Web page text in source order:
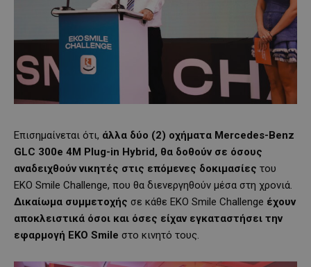
Επισημαίνεται ότι, άλλα δύο (2) οχήματα Mercedes-Benz
GLC 300e 4M Plug-in Hybrid, θα δοθούν σε όσους
αναδειχθούν νικητές στις επόμενες δοκιμασίες του
EKO Smile Challenge, που θα διενεργηθούν μέσα στη χρονιά.
Δικαίωμα συμμετοχής σε κάθε EKO Smile Challenge έχουν
αποκλειστικά όσοι και όσες είχαν εγκαταστήσει την
εφαρμογή ΕΚΟ Smile στο κινητό τους.